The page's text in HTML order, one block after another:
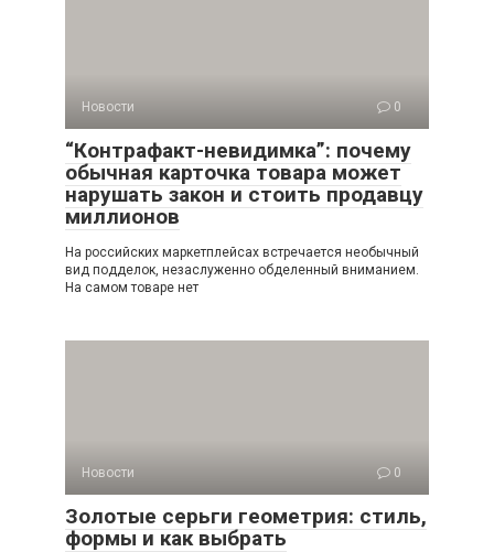
Новости 0
“Контрафакт-невидимка”: почему
обычная карточка товара может
нарушать закон и стоить продавцу
миллионов
На российских маркетплейсах встречается необычный
вид подделок, незаслуженно обделенный вниманием.
На самом товаре нет
Новости 0
Золотые серьги геометрия: стиль,
формы и как выбрать